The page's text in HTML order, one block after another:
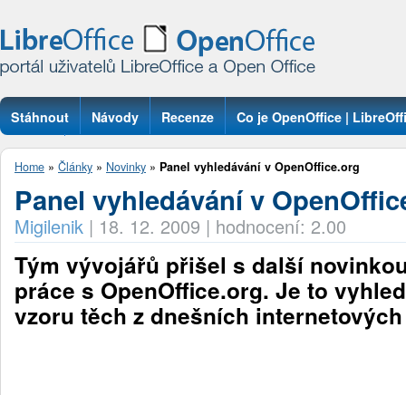
Stáhnout Návody Recenze Co je OpenOffice |
Otázky
Home » Články » Novinky » Panel vyhledávání v OpenOffice.org
Panel vyhledávání v
Migilenik | 18. 12. 2009 | hodnocení: 2.00
Tým vývojářů přišel s další
práce s OpenOffice.org. Je to
vzoru těch z dnešních